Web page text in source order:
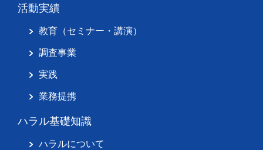
活動実績
教育（セミナー・講演）
調査事業
実践
業務提携
ハラル基礎知識
ハラルについて